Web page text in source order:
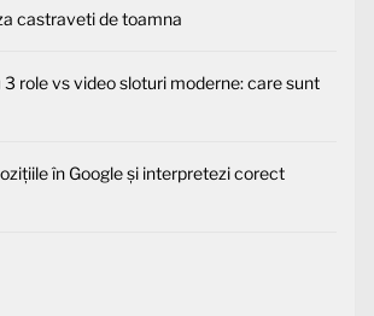
castraveti de toamna
role vs video sloturi moderne: care sunt
în Google și interpretezi corect